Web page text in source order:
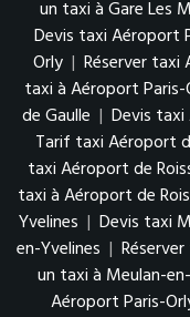
un taxi à Gare Les
Devis taxi Aéroport
Orly | Réserver taxi
taxi à Aéroport Paris-
de Gaulle | Devis taxi
Tarif taxi Aéroport
taxi Aéroport de
taxi à Aéroport de
Yvelines | Devis taxi
en-Yvelines |
un taxi à Meulan-
Aéroport Paris-